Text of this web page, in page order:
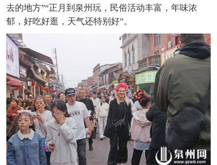
去的地方”“正月到泉州玩，民俗活动丰富，年味浓
郁，好吃好逛，天气还特别好”。